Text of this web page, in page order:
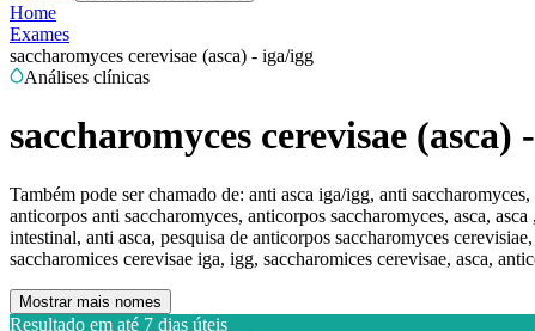
Home
Exames
saccharomyces cerevisae (asca) - iga/igg
Análises clínicas
saccharomyces cerevisae (asca)
Também pode ser chamado de: anti asca iga/igg, anti
anticorpos anti saccharomyces, anticorpos saccharomyces, asca,
intestinal, anti asca, pesquisa de anticorpos saccharomyces
saccharomices cerevisae iga, igg, saccharomices cerevisae, asca,
Mostrar mais nomes
Resultado em até 7 dias úteis